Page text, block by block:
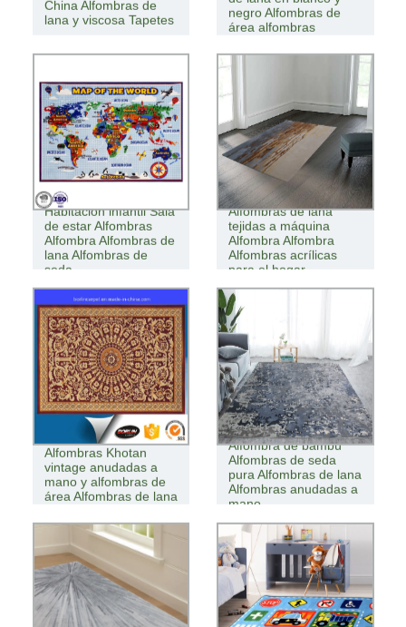
China Alfombras de
lana y viscosa Tapetes
negro Alfombras de
área alfombras
Habitación infantil Sala
de estar Alfombras
Alfombra Alfombras de
lana Alfombras de
seda
Alfombras de lana
tejidas a máquina
Alfombra Alfombra
Alfombras acrílicas
para el hogar
Alfombras Khotan
vintage anudadas a
mano y alfombras de
área Alfombras de lana
Alfombra de bambú
Alfombras de seda
pura Alfombras de lana
Alfombras anudadas a
mano